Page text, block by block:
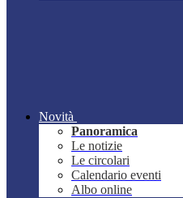
Novità
Panoramica
Le notizie
Le circolari
Calendario eventi
Albo online